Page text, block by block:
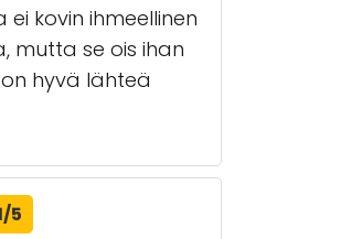
kovin ihmeellinen
mutta se ois ihan
hyvä lähteä
5